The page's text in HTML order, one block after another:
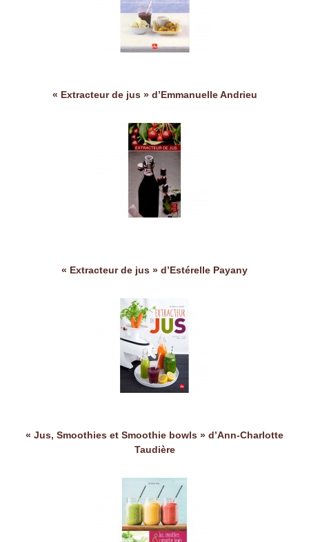
« Extracteur de jus » d’Emmanuelle Andrieu
« Extracteur de jus » d’Estérelle Payany
« Jus, Smoothies et Smoothie bowls » d’Ann-Charlotte
Taudière